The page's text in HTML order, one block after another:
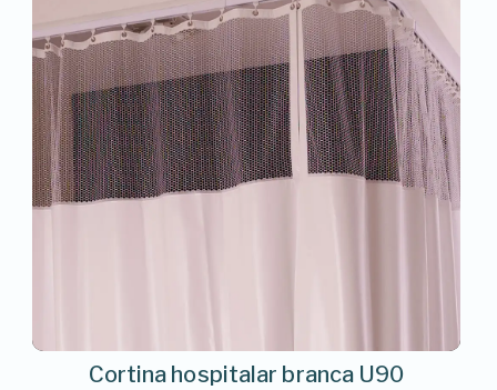
Cortina hospitalar branca U90